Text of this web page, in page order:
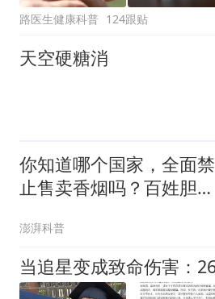
路医生健康科普 124跟贴
天空硬糖消
你知道哪个国家，全面禁
止售卖香烟吗？百姓胆敢
澎湃科普